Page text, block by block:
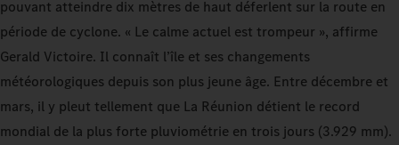
pouvant atteindre dix mètres de haut déferlent sur la route en
période de cyclone. « Le calme actuel est trompeur », affirme
Gerald Victoire. Il connaît l’île et ses changements
météorologiques depuis son plus jeune âge. Entre décembre et
mars, il y pleut tellement que La Réunion détient le record
mondial de la plus forte pluviométrie en trois jours (3.929 mm).